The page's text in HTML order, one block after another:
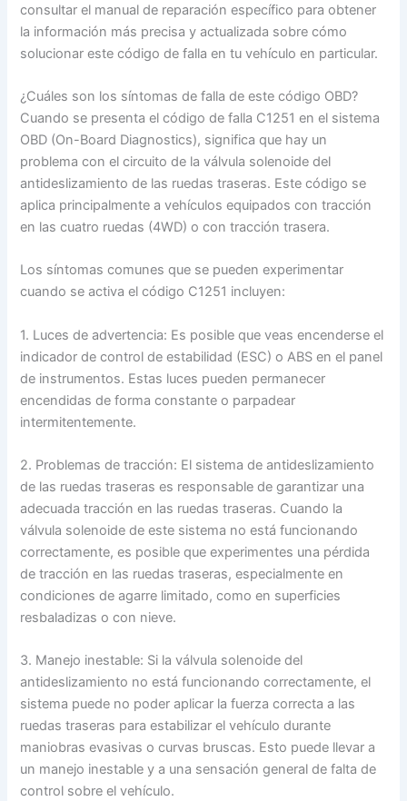
consultar el manual de reparación específico para obtener
la información más precisa y actualizada sobre cómo
solucionar este código de falla en tu vehículo en particular.
¿Cuáles son los síntomas de falla de este código OBD?
Cuando se presenta el código de falla C1251 en el sistema
OBD (On-Board Diagnostics), significa que hay un
problema con el circuito de la válvula solenoide del
antideslizamiento de las ruedas traseras. Este código se
aplica principalmente a vehículos equipados con tracción
en las cuatro ruedas (4WD) o con tracción trasera.
Los síntomas comunes que se pueden experimentar
cuando se activa el código C1251 incluyen:
1. Luces de advertencia: Es posible que veas encenderse el
indicador de control de estabilidad (ESC) o ABS en el panel
de instrumentos. Estas luces pueden permanecer
encendidas de forma constante o parpadear
intermitentemente.
2. Problemas de tracción: El sistema de antideslizamiento
de las ruedas traseras es responsable de garantizar una
adecuada tracción en las ruedas traseras. Cuando la
válvula solenoide de este sistema no está funcionando
correctamente, es posible que experimentes una pérdida
de tracción en las ruedas traseras, especialmente en
condiciones de agarre limitado, como en superficies
resbaladizas o con nieve.
3. Manejo inestable: Si la válvula solenoide del
antideslizamiento no está funcionando correctamente, el
sistema puede no poder aplicar la fuerza correcta a las
ruedas traseras para estabilizar el vehículo durante
maniobras evasivas o curvas bruscas. Esto puede llevar a
un manejo inestable y a una sensación general de falta de
control sobre el vehículo.